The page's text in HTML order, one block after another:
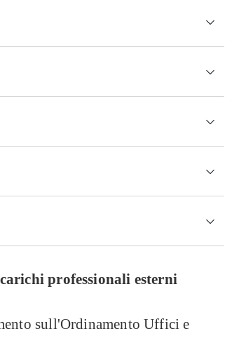
professionali esterni
sull'Ordinamento Uffici e